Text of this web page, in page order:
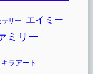
サリー エイミー
ミリー
ラアート